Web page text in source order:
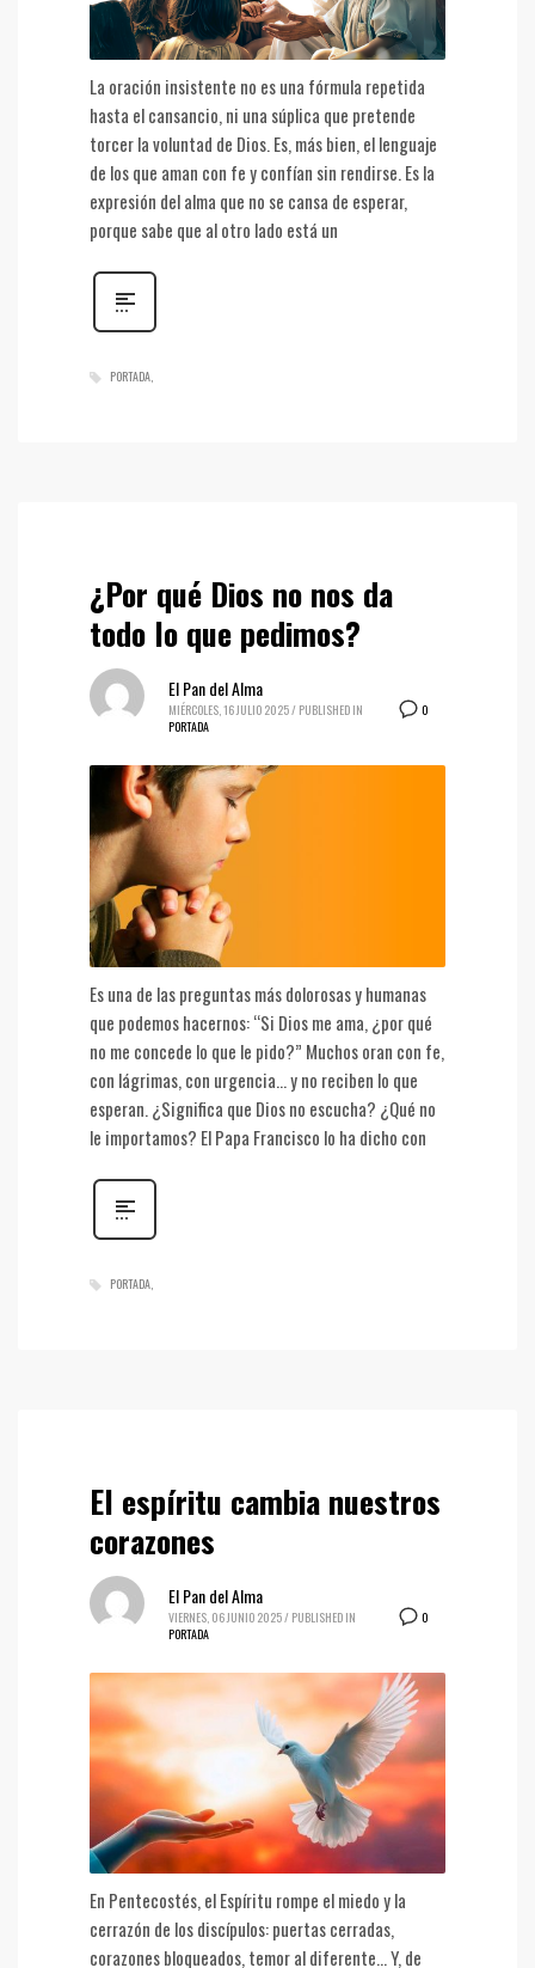
La oración insistente no es una fórmula repetida
hasta el cansancio, ni una súplica que pretende
torcer la voluntad de Dios. Es, más bien, el lenguaje
de los que aman con fe y confían sin rendirse. Es la
expresión del alma que no se cansa de esperar,
porque sabe que al otro lado está un
PORTADA
¿Por qué Dios no nos da
todo lo que pedimos?
0
El Pan del Alma
MIÉRCOLES, 16 JULIO 2025/ PUBLISHED IN
PORTADA
Es una de las preguntas más dolorosas y humanas
que podemos hacernos: “Si Dios me ama, ¿por qué
no me concede lo que le pido?” Muchos oran con fe,
con lágrimas, con urgencia… y no reciben lo que
esperan. ¿Significa que Dios no escucha? ¿Qué no
le importamos? El Papa Francisco lo ha dicho con
PORTADA
El espíritu cambia nuestros
corazones
0
El Pan del Alma
VIERNES, 06 JUNIO 2025/ PUBLISHED IN
PORTADA
En Pentecostés, el Espíritu rompe el miedo y la
cerrazón de los discípulos: puertas cerradas,
corazones bloqueados, temor al diferente… Y, de